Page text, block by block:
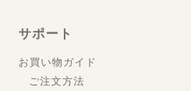
サポート
お買い物ガイド
ご注文方法